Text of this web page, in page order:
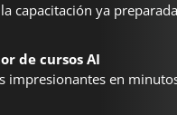
capacitación ya
de cursos AI
impresionantes en